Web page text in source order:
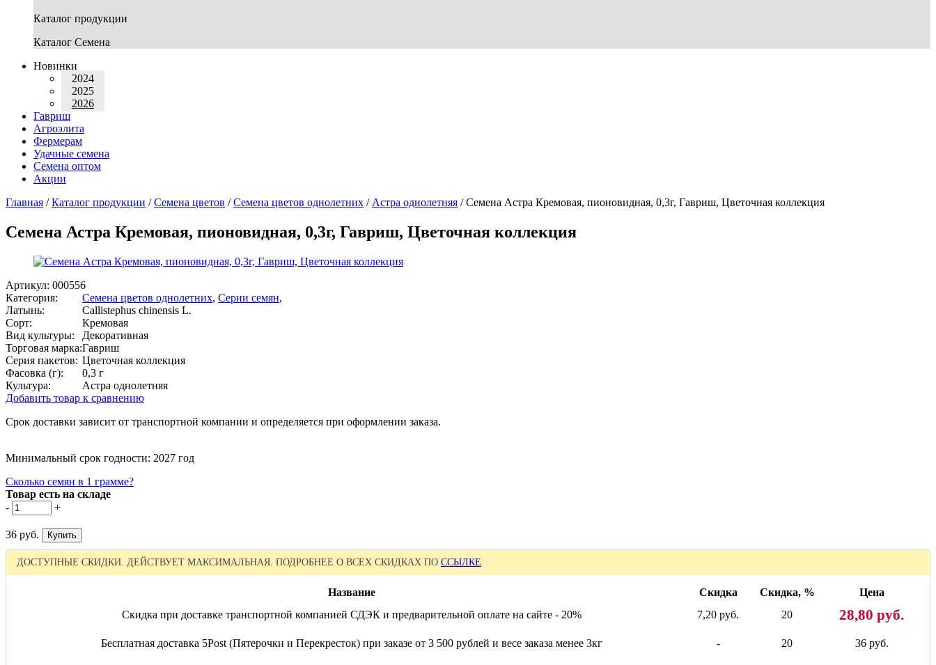
Каталог продукции
Каталог Семена
Новинки
2024
2025
2026
Гавриш
Агроэлита
Фермерам
Удачные семена
Семена оптом
Акции
Главная /Каталог продукции /Семена цветов /Семена цветов однолетних /Астра однолетняя /Семена Астра Кремовая, пионовидная, 0,3г, Гавриш, Цветочная коллекция
Семена Астра Кремовая, пионовидная, 0,3г, Гавриш, Цветочная коллекция
Артикул: 000556
Категория:
Семена цветов однолетних, Серии семян,
Латынь:
Callistephus chinensis L.
Сорт:
Кремовая
Вид культуры:
Декоративная
Торговая марка:Гавриш
Серия пакетов: Цветочная коллекция
Фасовка (г):
0,3 г
Культура:
Астра однолетняя
Добавить товар к сравнению
Срок доставки зависит от транспортной компании и определяется при оформлении заказа.
Минимальный срок годности: 2027 год
Сколько семян в 1 грамме?
Товар есть на складе
-
+
36 руб.
ДОСТУПНЫЕ СКИДКИ. ДЕЙСТВУЕТ МАКСИМАЛЬНАЯ. ПОДРОБНЕЕ О ВСЕХ СКИДКАХ ПО ССЫЛКЕ
Название Скидка Скидка, %
Цена
Скидка при доставке транспортной компанией СДЭК и предварительной оплате на сайте - 20%
7,20 руб. 20 28,80 руб.
Бесплатная доставка 5Post (Пятерочки и Перекресток) при заказе от 3 500 рублей и весе заказа менее 3кг - 20 36 руб.